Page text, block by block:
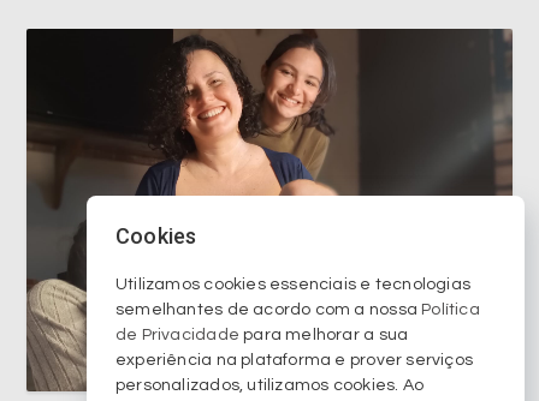
Cookies
Utilizamos cookies essenciais e tecnologias
semelhantes de acordo com a nossa Política
de Privacidade para melhorar a sua
experiência na plataforma e prover serviços
personalizados, utilizamos cookies. Ao